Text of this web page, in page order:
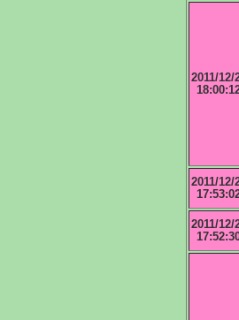
2011/12/
2011/12/
2011/12/